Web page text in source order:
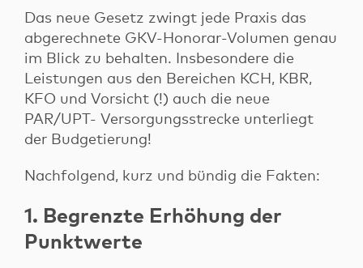
Kontakt
Events
Login
Login für Patienten
Login für Factoringkunden
Kontakt
Das neue Gesetz zwingt jede Praxis das
abgerechnete GKV-Honorar-Volumen genau
im Blick zu behalten. Insbesondere die
Leistungen aus den Bereichen KCH, KBR,
KFO und Vorsicht (!) auch die neue
PAR/UPT- Versorgungsstrecke unterliegt
der Budgetierung!
Nachfolgend, kurz und bündig die Fakten:
1. Begrenzte Erhöhung der
Punktwerte